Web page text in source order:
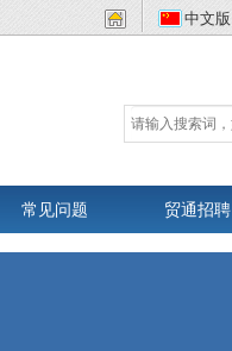
中文版
常见问题 贸通招聘